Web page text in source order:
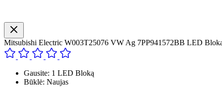
Mitsubishi Electric W003T25076 VW Ag 7PP941572BB LED
Gausite: 1 LED Bloką
Būklė: Naujas